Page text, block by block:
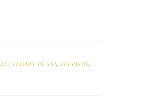
, STATION DE SKI, TOURISME,